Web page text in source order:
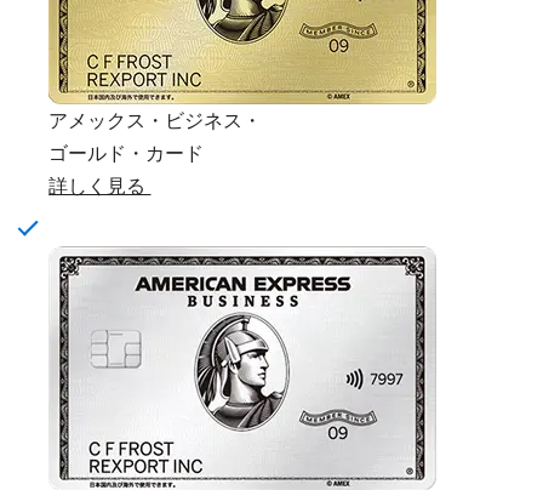
アメックス・ビジネス・
ゴールド・カード
詳しく見る